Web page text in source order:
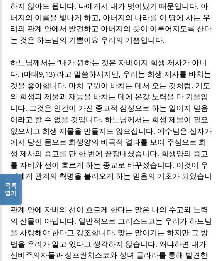
하지 않아도 됩니다. 나에게서 내가 벗어났기 때문입니다. 아
버지의 이름을 빛나게 하고, 아버지의 나라를 이 땅에 사는 우
리의 관계 안에서 발견하고 아버지의 뜻이 이루어지도록 산다
는 것은 하느님의 기쁨이요 우리의 기쁨입니다.
하느님께서는“내가 원하는 것은 자비이지 희생 제사가 아니
다. (마태9,13) 라고 말씀하시지만, 우리는 희생 제사를 바치는
것을 좋아합니다. 마치 구원이 바치는 데서 오는 것처럼, 기도
와 희생과 제물과 재능을 바치는 데에 온갖 노력을 다 기울입
니다. 그것은 인간이 가진 종교적 심성으로 하는 일이지 믿음
이라고 할 수 없을 것입니다.하느님께서는 희생 제물이 필요
없으시고 희생 제물을 만들지도 않으십니다.예수님은 십자가
에서 당신 몸으로 희생양의 비극적 결과를 보여 주심으로 희
생 제사의 종교를 단 한 번에 끝장내셨습니다. 희생양의 종교
를 자비와 선이 흐르게 하는 종교로 바꾸셨습니다. 이것이 우
리에게 관계의 혁명을 불러오게 하는 믿음의 기초가 되었습니
다
관계 안에 자비와 선이 흐르게 한다는 말은 나의 수고와 노력
의 산물이 아닙니다. 일반적으로 그리스도교는 우리가 하느님
을 사랑해야 한다고 강조합니다. 맞는 말이기는 하지만 그 방
법을 우리가 알고 있다고 생각하지 않습니다.왜냐하면 내가
신비주의자들과 성프란치스코와 성녀 글라라를 통해 발견한
목록
열기